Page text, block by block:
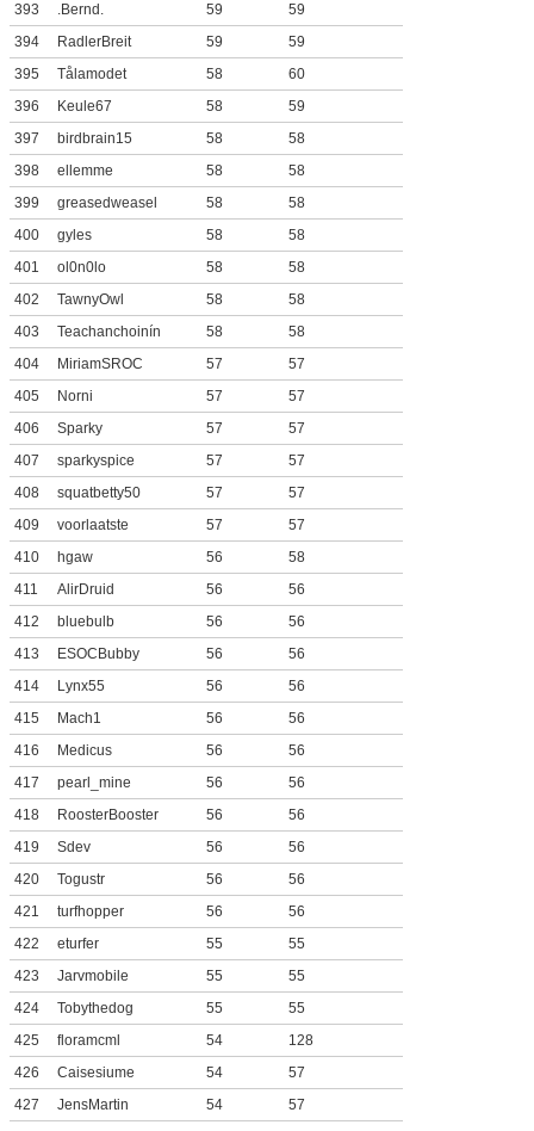
393
.Bernd. 59
59
394
RadlerBreit 59
59
395
Tålamodet 58
60
396
Keule67 58
59
397
birdbrain15 58
58
398
ellemme 58
58
399
greasedweasel 58
58
400
gyles 58
58
401
ol0n0lo 58
58
402
TawnyOwl 58
58
403
Teachanchoinín 58
58
404
MiriamSROC 57
57
405
Norni 57
57
406
Sparky 57
57
407
sparkyspice 57
57
408
squatbetty50 57
57
409
voorlaatste 57
57
410
hgaw 56
58
411
AlirDruid 56
56
412
bluebulb 56
56
413
ESOCBubby 56
56
414
Lynx55 56
56
415
Mach1 56
56
416
Medicus 56
56
417
pearl_mine 56
56
418
RoosterBooster 56
56
419
Sdev 56
56
420
Togustr 56
56
421
turfhopper 56
56
422
eturfer 55
55
423
Jarvmobile 55
55
424
Tobythedog 55
55
425
floramcml 54
128
426
Caisesiume 54
57
427
JensMartin 54
57